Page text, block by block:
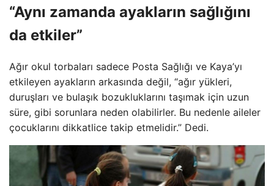
“Aynı zamanda ayakların sağlığını
da etkiler”
Ağır okul torbaları sadece Posta Sağlığı ve Kaya’yı
etkileyen ayakların arkasında değil, “ağır yükleri,
duruşları ve bulaşık bozukluklarını taşımak için uzun
süre, gibi sorunlara neden olabilirler. Bu nedenle aileler
çocuklarını dikkatlice takip etmelidir.” Dedi.